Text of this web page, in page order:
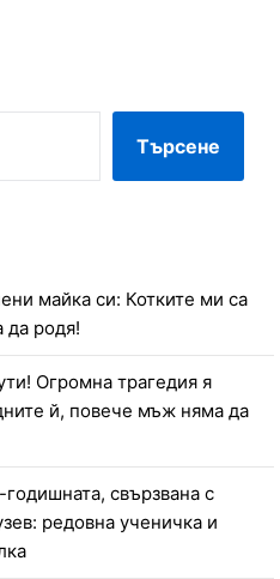
Търсене
майка си: Котките ми са
да родя!
Огромна трагедия я
й, повече мъж няма да
свързвана с
редовна ученичка и